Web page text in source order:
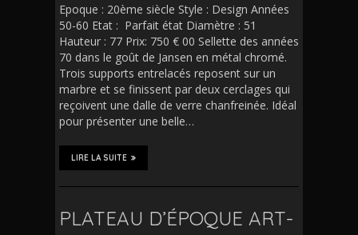
Epoque : 20ème siècle Style : Design Années
50-60 Etat : Parfait état Diamètre : 51
Hauteur : 77 Prix: 750 € 00 Sellette des années
70 dans le goût de Jansen en métal chromé.
Trois supports entrelacés reposent sur un
marbre et se finissent par deux cerclages qui
reçoivent une dalle de verre chanfreinée. Idéal
pour présenter une belle…
LIRE LA SUITE
PLATEAU D’ÉPOQUE ART-